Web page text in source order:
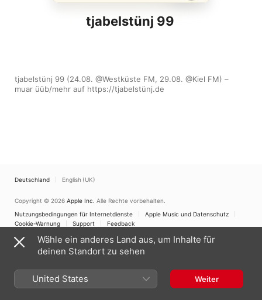
tjabelstünj 99
tjabelstünj 99 (24.08. @Westküste FM, 29.08. @Kiel FM) –
muar üüb/mehr auf https://tjabelstünj.de
Deutschland English (UK)
Copyright © 2026 Apple Inc. Alle Rechte vorbehalten.
Nutzungsbedingungen für Internetdienste
Apple Music und Datenschutz
Cookie-Warnung
Support Feedback
Wähle ein anderes Land aus, um Inhalte für
deinen Standort zu sehen
United States Weiter